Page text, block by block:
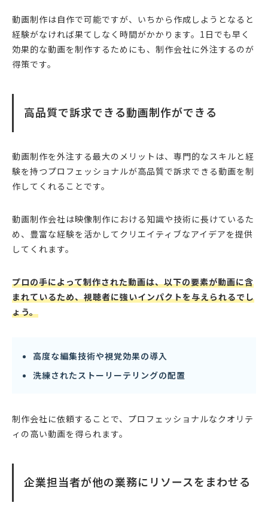
動画制作は自作で可能ですが、いちから作成しようとなると
経験がなければ果てしなく時間がかかります。1日でも早く
効果的な動画を制作するためにも、制作会社に外注するのが
得策です。
高品質で訴求できる動画制作ができる
動画制作を外注する最大のメリットは、専門的なスキルと経
験を持つプロフェッショナルが高品質で訴求できる動画を制
作してくれることです。
動画制作会社は映像制作における知識や技術に長けているた
め、豊富な経験を活かしてクリエイティブなアイデアを提供
してくれます。
プロの手によって制作された動画は、以下の要素が動画に含
まれているため、視聴者に強いインパクトを与えられるでし
ょう。
高度な編集技術や視覚効果の導入
洗練されたストーリーテリングの配置
制作会社に依頼することで、プロフェッショナルなクオリテ
ィの高い動画を得られます。
企業担当者が他の業務にリソースをまわせる